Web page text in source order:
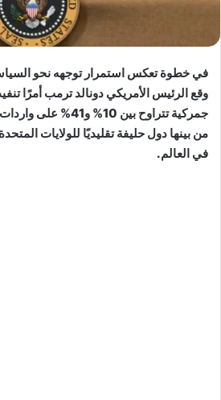
في خطوة تعكس استمرار توجهه نحو
وقع الرئيس الأمريكي دونالد ترمب أمرًا
جمركية تتراوح بين
من بينها دول حليفة تقليديًا للولايات
في العالم.